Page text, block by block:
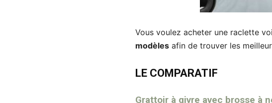
Vous voulez acheter une raclette
modèles afin de trouver les
LE COMPARATIF
Grattoir à givre avec brosse à